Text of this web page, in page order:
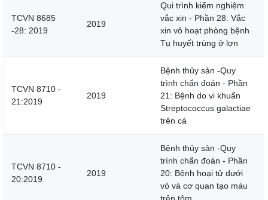
TCVN 8685
-28: 2019
2019
Qui trình kiểm nghiệm
vắc xin - Phần 28: Vắc
xin vô hoạt phòng bệnh
Tụ huyết trùng ở lợn
TCVN 8710 -
21:2019
2019
Bệnh thủy sản -Quy
trình chẩn đoán - Phần
21: Bệnh do vi khuẩn
Streptococcus galactiae
trên cá
TCVN 8710 -
20:2019
2019
Bệnh thủy sản -Quy
trình chẩn đoán - Phần
20: Bệnh hoại tử dưới
vỏ và cơ quan tạo máu